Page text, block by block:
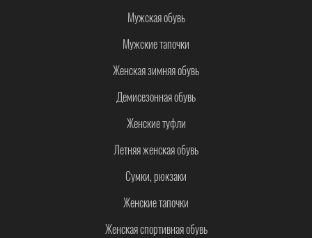
Мужская обувь
Мужские тапочки
Женская зимняя обувь
Демисезонная обувь
Женские туфли
Летняя женская обувь
Сумки, рюкзаки
Женские тапочки
Женская спортивная обувь